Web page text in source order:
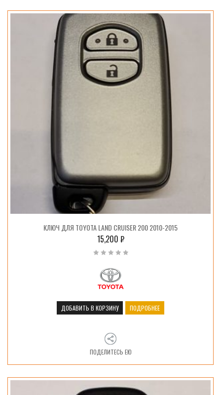
КЛЮЧ ДЛЯ TOYOTA LAND CRUISER 200 2010-2015
15,200 ₽
ДОБАВИТЬ В КОРЗИНУ ПОДРОБНЕЕ
ПОДЕЛИТЕСЬ ЕЮ